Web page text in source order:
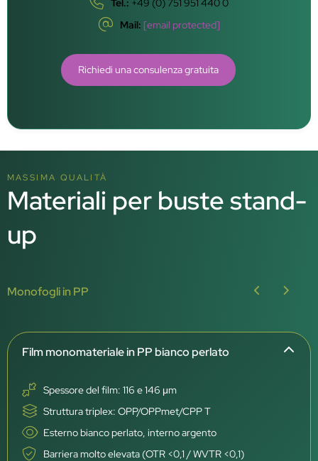
Tel.: +49 (0) 751 951 440 0
Mail: [email protected]
Richiedi una consulenza gratuita
MASSIMA QUALITÀ
Materiali per buste stand-
up
Monofogli in PP
Film monomateriale in PP bianco perlato
Spessore del film: 116 e 146 μm
Struttura triplex: OPP/OPPmet/CPP T
Esterno bianco perlato, interno argento
Barriera molto elevata (OTR <0,1 / WVTR <0,1)